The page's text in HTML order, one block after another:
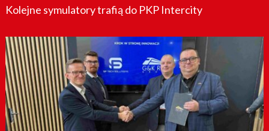
Kolejne symulatory trafią do PKP Intercity